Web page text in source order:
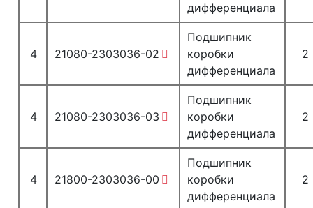
дифференциала
4 21080-2303036-02
Подшипник
коробки
дифференциала
2
4 21080-2303036-03
Подшипник
коробки
дифференциала
2
4 21800-2303036-00
Подшипник
коробки
дифференциала
2